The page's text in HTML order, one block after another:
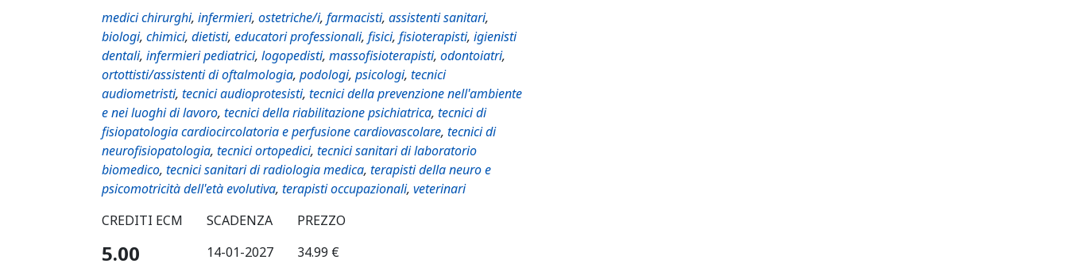
medici chirurghi, infermieri, ostetriche/i, farmacisti, assistenti sanitari,
biologi, chimici, dietisti, educatori professionali, fisici, fisioterapisti, igienisti
dentali, infermieri pediatrici, logopedisti, massofisioterapisti, odontoiatri,
ortottisti/assistenti di oftalmologia, podologi, psicologi, tecnici
audiometristi, tecnici audioprotesisti, tecnici della prevenzione nell'ambiente
e nei luoghi di lavoro, tecnici della riabilitazione psichiatrica, tecnici di
fisiopatologia cardiocircolatoria e perfusione cardiovascolare, tecnici di
neurofisiopatologia, tecnici ortopedici, tecnici sanitari di laboratorio
biomedico, tecnici sanitari di radiologia medica, terapisti della neuro e
psicomotricità dell'età evolutiva, terapisti occupazionali, veterinari
CREDITI ECM
5.00
SCADENZA
14-01-2027
PREZZO
34.99 €